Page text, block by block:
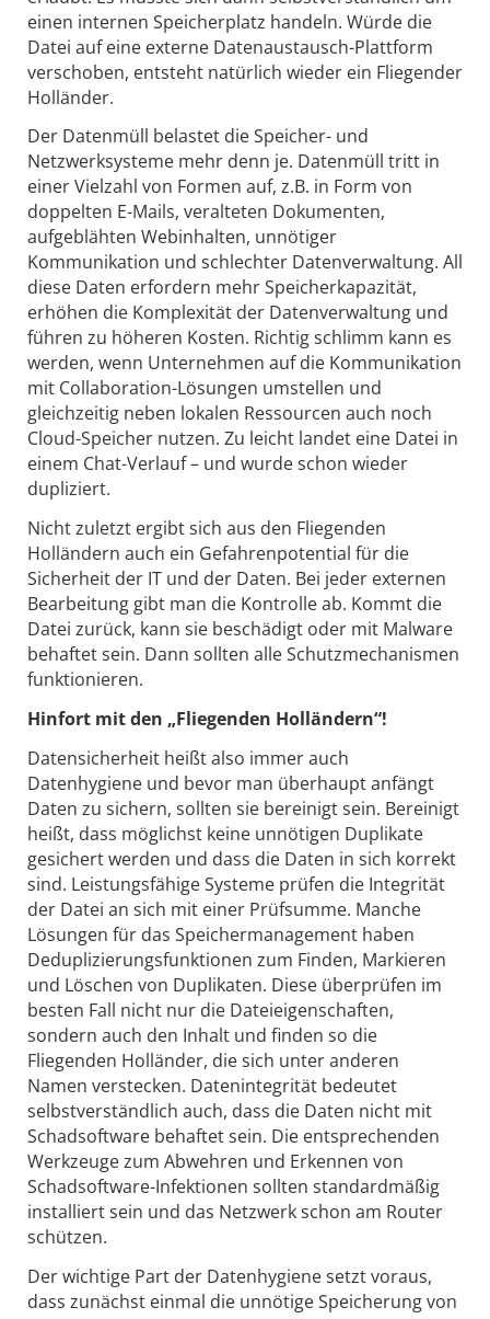
einen internen Speicherplatz handeln. Würde die
Datei auf eine externe Datenaustausch-Plattform
verschoben, entsteht natürlich wieder ein Fliegender
Holländer.
Der Datenmüll belastet die Speicher- und
Netzwerksysteme mehr denn je. Datenmüll tritt in
einer Vielzahl von Formen auf, z.B. in Form von
doppelten E-Mails, veralteten Dokumenten,
aufgeblähten Webinhalten, unnötiger
Kommunikation und schlechter Datenverwaltung. All
diese Daten erfordern mehr Speicherkapazität,
erhöhen die Komplexität der Datenverwaltung und
führen zu höheren Kosten. Richtig schlimm kann es
werden, wenn Unternehmen auf die Kommunikation
mit Collaboration-Lösungen umstellen und
gleichzeitig neben lokalen Ressourcen auch noch
Cloud-Speicher nutzen. Zu leicht landet eine Datei in
einem Chat-Verlauf – und wurde schon wieder
dupliziert.
Nicht zuletzt ergibt sich aus den Fliegenden
Holländern auch ein Gefahrenpotential für die
Sicherheit der IT und der Daten. Bei jeder externen
Bearbeitung gibt man die Kontrolle ab. Kommt die
Datei zurück, kann sie beschädigt oder mit Malware
behaftet sein. Dann sollten alle Schutzmechanismen
funktionieren.
Hinfort mit den „Fliegenden Holländern“!
Datensicherheit heißt also immer auch
Datenhygiene und bevor man überhaupt anfängt
Daten zu sichern, sollten sie bereinigt sein. Bereinigt
heißt, dass möglichst keine unnötigen Duplikate
gesichert werden und dass die Daten in sich korrekt
sind. Leistungsfähige Systeme prüfen die Integrität
der Datei an sich mit einer Prüfsumme. Manche
Lösungen für das Speichermanagement haben
Deduplizierungsfunktionen zum Finden, Markieren
und Löschen von Duplikaten. Diese überprüfen im
besten Fall nicht nur die Dateieigenschaften,
sondern auch den Inhalt und finden so die
Fliegenden Holländer, die sich unter anderen
Namen verstecken. Datenintegrität bedeutet
selbstverständlich auch, dass die Daten nicht mit
Schadsoftware behaftet sein. Die entsprechenden
Werkzeuge zum Abwehren und Erkennen von
Schadsoftware-Infektionen sollten standardmäßig
installiert sein und das Netzwerk schon am Router
schützen.
Der wichtige Part der Datenhygiene setzt voraus,
dass zunächst einmal die unnötige Speicherung von